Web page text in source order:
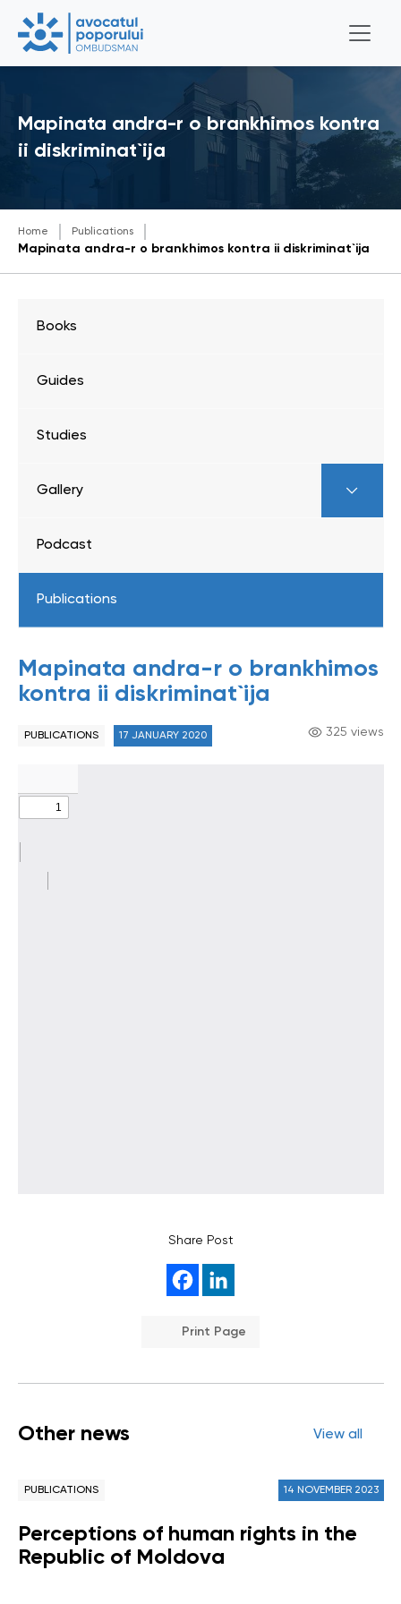
Mapinata andra-r o brankhimos kontra
ii diskriminat`ija
Home Publications
Mapinata andra-r o brankhimos kontra ii diskriminat`ija
Mapinata andra-r o brankhimos
kontra ii diskriminat`ija
PUBLICATIONS 17 JANUARY 2020 325 views
Share Post
Print Page
Other news View all
PUBLICATIONS 14 NOVEMBER 2023
Perceptions of human rights in the
Republic of Moldova
Books
Guides
Studies
Gallery
Podcast
Publications